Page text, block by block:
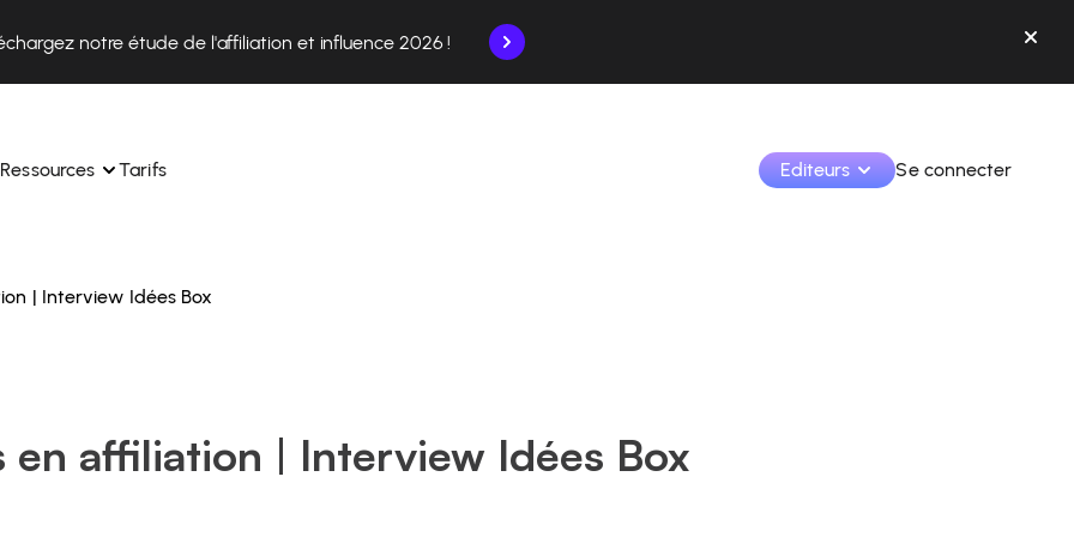
notre étude de l'affiliation et influence 2026 !
toute
en un seul endroit.
de vos affiliés en toute
Ressources
Suivez nos conseils, actus et tendances du secteur.
Tarifs Editeurs Se connecter
| Interview Idées Box
en affiliation | Interview Idées Box